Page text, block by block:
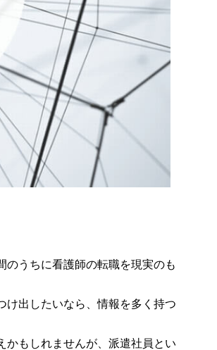
のうちに看護師の転職を現実のも
け出したいなら、情報を多く持つ
かもしれませんが、派遣社員とい